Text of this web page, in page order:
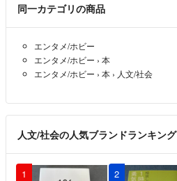
同一カテゴリの商品
エンタメ/ホビー
エンタメ/ホビー › 本
エンタメ/ホビー › 本 › 人文/社会
人文/社会の人気ブランドランキング
1 2